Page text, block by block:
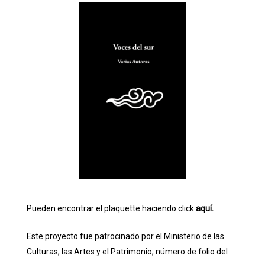
Pueden encontrar el plaquette haciendo clickaquí.
Este proyecto fue patrocinado por el Ministerio de las
Culturas, las Artes y el Patrimonio, número de folio del